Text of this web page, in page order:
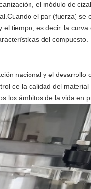
el módulo de
el par (fuerza) se
tiempo, es decir, la
del compuesto.
nacional y el desarrollo
de la calidad del
los ámbitos de la vida en